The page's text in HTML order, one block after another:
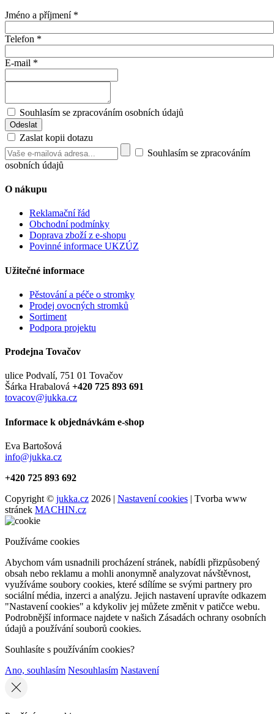
Jméno a příjmení *
Telefon *
E-mail *
Souhlasím se zpracováním osobních údajů
Zaslat kopii dotazu
Souhlasím se zpracováním
osobních údajů
O nákupu
Reklamační řád
Obchodní podmínky
Doprava zboží z e-shopu
Povinné informace UKZÚZ
Užitečné informace
Pěstování a péče o stromky
Prodej ovocných stromků
Sortiment
Podpora projektu
Prodejna Tovačov
ulice Podvalí, 751 01 Tovačov
Šárka Hrabalová +420 725 893 691
tovacov@jukka.cz
Informace k objednávkám e-shop
Eva Bartošová
info@jukka.cz
+420 725 893 692
Copyright © jukka.cz 2026 | Nastavení cookies | Tvorba www
stránek MACHIN.cz
Používáme cookies
Abychom vám usnadnili procházení stránek, nabídli přizpůsobený
obsah nebo reklamu a mohli anonymně analyzovat návštěvnost,
využíváme soubory cookies, které sdílíme se svými partnery pro
sociální média, inzerci a analýzu. Jejich nastavení upravíte odkazem
"Nastavení cookies" a kdykoliv jej můžete změnit v patičce webu.
Podrobnější informace najdete v našich Zásadách ochrany osobních
údajů a používání souborů cookies.
Souhlasíte s používáním cookies?
Ano, souhlasím Nesouhlasím Nastavení